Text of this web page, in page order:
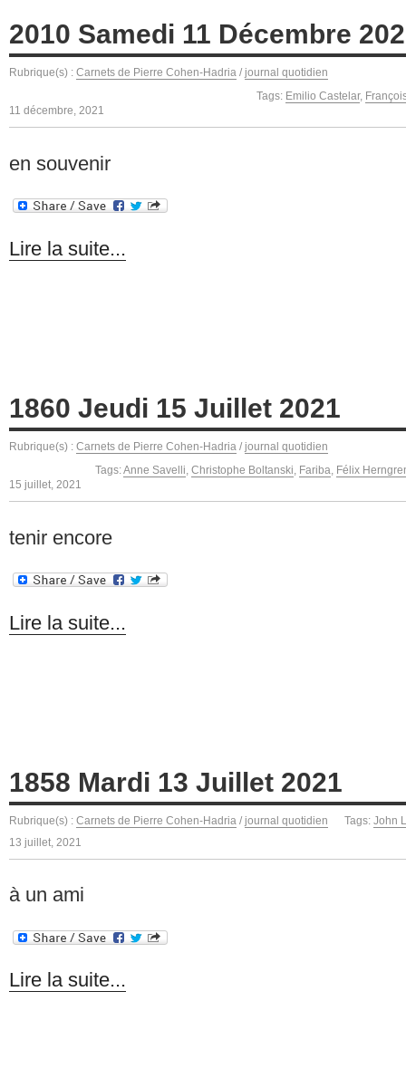
2010 Samedi 11 Décembre
Rubrique(s) : Carnets de Pierre Cohen-Hadria / journal quotidien
Tags: Emilio Castelar,
11 décembre, 2021
en souvenir
Lire la suite...
1860 Jeudi 15 Juillet 2021
Rubrique(s) : Carnets de Pierre Cohen-Hadria / journal quotidien
Tags:Anne Savelli, Christophe Boltanski, Fariba, Félix
15 juillet, 2021
tenir encore
Lire la suite...
1858 Mardi 13 Juillet 2021
Rubrique(s) : Carnets de Pierre Cohen-Hadria / journal quotidien Tags: John
13 juillet, 2021
à un ami
Lire la suite...